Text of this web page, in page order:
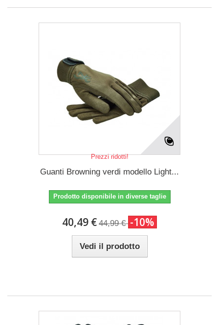
Prezzi ridotti!
Guanti Browning verdi modello Light...
Prodotto disponibile in diverse taglie
40,49 € 44,99 € -10%
Vedi il prodotto